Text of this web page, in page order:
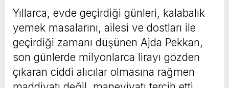
Yıllarca, evde geçirdiği günleri, kalabalık
yemek masalarını, ailesi ve dostları ile
geçirdiği zamanı düşünen Ajda Pekkan,
son günlerde milyonlarca lirayı gözden
çıkaran ciddi alıcılar olmasına rağmen